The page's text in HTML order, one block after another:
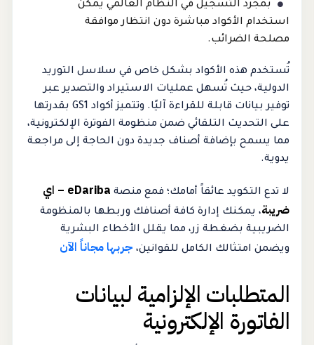
بمجرد التسجيل في النظام العالمي يمكن
استخدام الأكواد مباشرة دون انتظار موافقة
مصلحة الضرائب.
تُستخدم هذه الأكواد بشكل خاص في سلاسل التوريد
الدولية، حيث تُسهل عمليات الاستيراد والتصدير عبر
توفير بيانات قابلة للقراءة آليًا. وتتميز أكواد GS1 بقدرتها
على التحديث التلقائي ضمن منظومة الفوترة الإلكترونية،
مما يسمح بإضافة أصناف جديدة دون الحاجة إلى مراجعة
يدوية.
لا تدع التكويد عائقاً أمامك؛ فمع منصة
eDariba – اي
ضريبة، يمكنك إدارة كافة أصنافك وربطها بالمنظومة
الضريبية بضغطة زر، مما يقلل الأخطاء البشرية
ويضمن امتثالك الكامل للقوانين، جربها مجاناً الآن
المتطلبات الإلزامية لبيانات
الفاتورة الإلكترونية